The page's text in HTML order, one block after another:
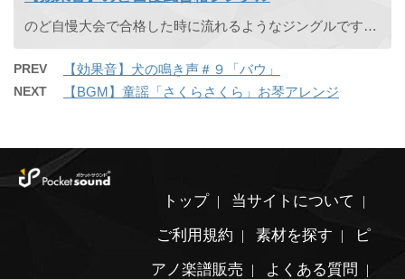
のど自慢大会で合格した時に流れるようなジングルです。のど自慢風ですので、テレビでよく聞くメロディとは違うものです。
PREV 【効果音】犬の鳴き声＃９「バウ」
NEXT 【BGM】童謡「さくらさくら」お琴アレンジ
トップ
当サイトについて
ご利用規約
素材を探す
ピ
アノ楽譜販売
よくある質問